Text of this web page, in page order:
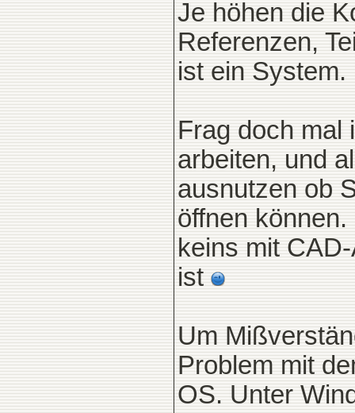
Je höhen die
Referenzen,
ist ein System.
Frag doch mal
arbeiten, und
ausnutzen ob
öffnen
keins mit
ist
Um
Problem mit
OS. Unter